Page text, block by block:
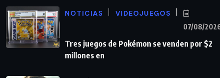
NOTICIAS VIDEOJUEGOS
07/08/
Tres juegos de Pokémon se venden por $2
millones en